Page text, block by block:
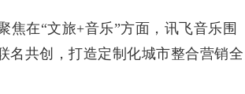
在“文旅+音乐”方面，讯飞音乐围
名共创，打造定制化城市整合营销全